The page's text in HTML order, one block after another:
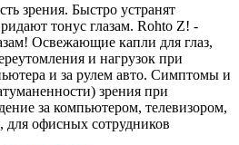
зрения. Быстро устранят
тонус глазам. Rohto Z! -
Освежающие капли для глаз,
и нагрузок при
и за рулем авто. Симптомы и
зрения при
за компьютером, телевизором,
для офисных сотрудников